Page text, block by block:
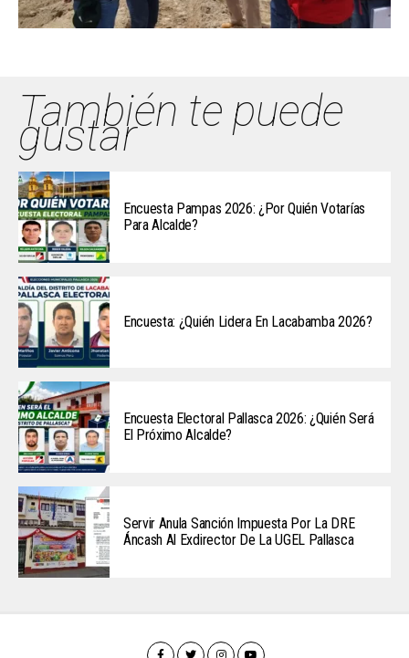
También te puede
gustar
Encuesta Pampas 2026: ¿Por Quién Votarías
Para Alcalde?
Encuesta: ¿Quién Lidera En Lacabamba 2026?
Encuesta Electoral Pallasca 2026: ¿Quién Será
El Próximo Alcalde?
Servir Anula Sanción Impuesta Por La DRE
Áncash Al Exdirector De La UGEL Pallasca